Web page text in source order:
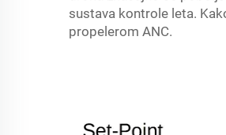
sustava kontrole leta.
propelerom ANC.